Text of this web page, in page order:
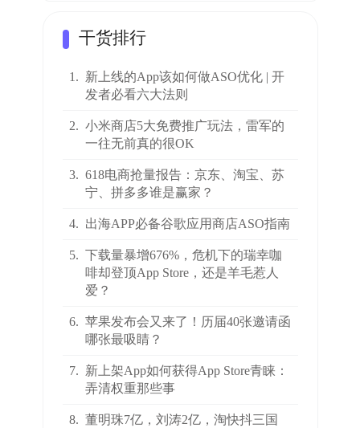
干货排行
1. 新上线的App该如何做ASO优化 | 开
发者必看六大法则
2. 小米商店5大免费推广玩法，雷军的
一往无前真的很OK
3. 618电商抢量报告：京东、淘宝、苏
宁、拼多多谁是赢家？
4. 出海APP必备谷歌应用商店ASO指南
5. 下载量暴增676%，危机下的瑞幸咖
啡却登顶App Store，还是羊毛惹人
爱？
6. 苹果发布会又来了！历届40张邀请函
哪张最吸睛？
7. 新上架App如何获得App Store青睐：
弄清权重那些事
8. 董明珠7亿，刘涛2亿，淘快抖三国